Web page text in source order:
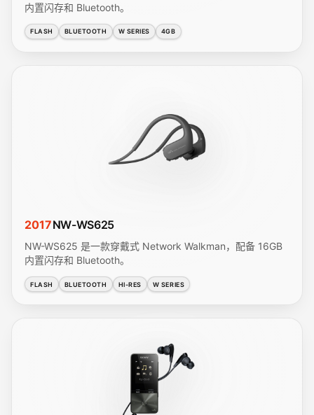
内置闪存和 Bluetooth。
FLASH BLUETOOTH W SERIES 4GB
2017NW-WS625
NW-WS625 是一款穿戴式 Network Walkman，配备 16GB
内置闪存和 Bluetooth。
FLASH BLUETOOTH HI-RES W SERIES